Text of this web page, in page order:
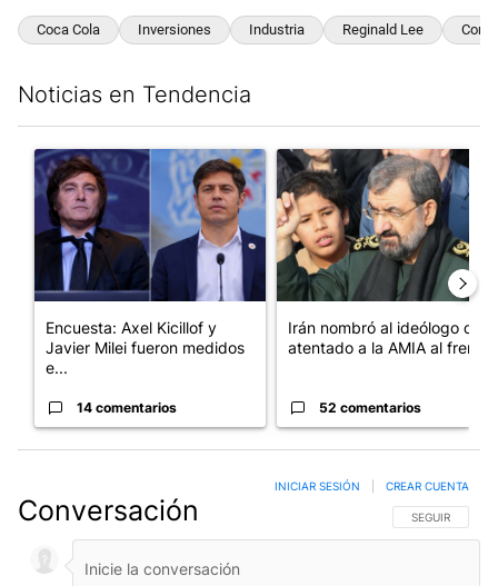
Coca Cola Inversiones Industria Reginald Lee
Noticias en Tendencia
Un artículo de tendencia con el título "Encuesta: Axel Kicillof y
Encuesta: Axel Kicillof y
Javier Milei fueron medidos
e...
14 comentarios
Un artículo de tendencia con
Irán nombró al ideólogo del
atentado a la AMIA al frent...
52 comentarios
Conversación SIGA ESTA
SEGUIR
INICIAR SESIÓN CREAR CUENTA